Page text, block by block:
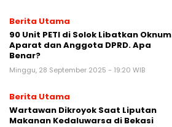
Berita Utama
90 Unit PETI di Solok Libatkan Oknum
Aparat dan Anggota DPRD. Apa
Benar?
Minggu, 28 September 2025 - 19:20 WIB
Berita Utama
Wartawan Dikroyok Saat Liputan
Makanan Kedaluwarsa di Bekasi